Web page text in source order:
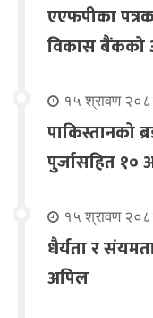
एएफपीका
विकास बैंकको
१५ श्रावण
पाकिस्तानको
पुर्जासहित १०
१५ श्रावण
धैर्यता र
अपिल